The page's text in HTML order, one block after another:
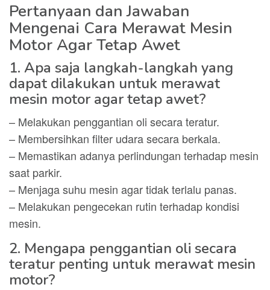
Pertanyaan dan Jawaban
Mengenai Cara Merawat Mesin
Motor Agar Tetap Awet
1. Apa saja langkah-langkah yang
dapat dilakukan untuk merawat
mesin motor agar tetap awet?
– Melakukan penggantian oli secara teratur.
– Membersihkan filter udara secara berkala.
– Memastikan adanya perlindungan terhadap mesin
saat parkir.
– Menjaga suhu mesin agar tidak terlalu panas.
– Melakukan pengecekan rutin terhadap kondisi
mesin.
2. Mengapa penggantian oli secara
teratur penting untuk merawat mesin
motor?